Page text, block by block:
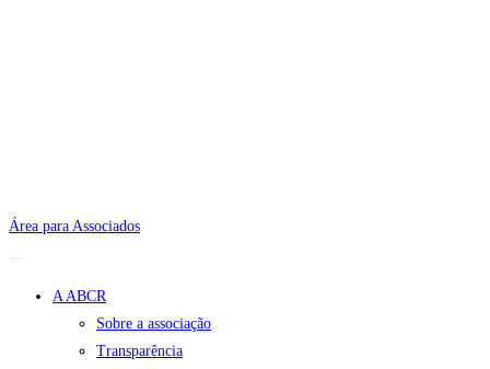
Área para Associados
A ABCR
Sobre a associação
Transparência